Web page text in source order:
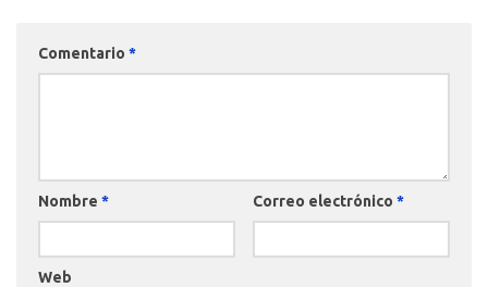
Comentario *
Nombre * Correo electrónico *
Web